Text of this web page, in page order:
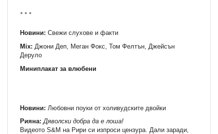
* * *
Новини: Свежи слухове и факти
Mix: Джони Деп, Меган Фокс, Том Фелтън, Джейсън
Деруло
Миниплакат за влюбени
Новини: Любовни поуки от холивудските двойки
Рияна: Дяволски добра да е лоша!
Видеото S&M на Рири си изпроси цензура. Дали заради,